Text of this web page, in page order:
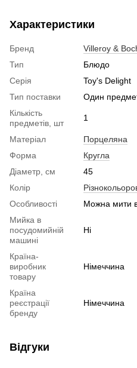
Характеристики
Бренд
Villeroy &
Тип
Блюдо
Серія
Toy's Delight
Тип поставки
Один
Кількість
предметів, шт
1
Матеріал
Порцеляна
Форма
Кругла
Діаметр, см
45
Колір
Особливості
Можна мити
Мийка в
посудомийній
машині
Ні
Країна-
виробник
товару
Німеччина
Країна
реєстрації
бренду
Німеччина
Відгуки